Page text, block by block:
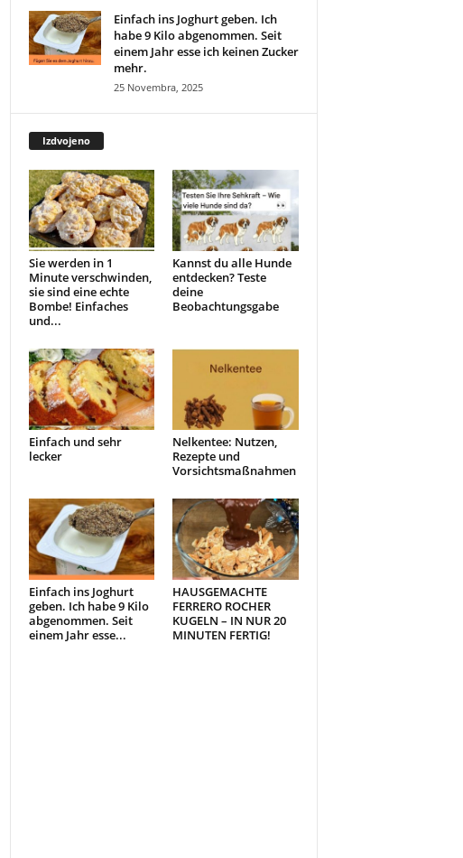
Einfach ins Joghurt geben. Ich
habe 9 Kilo abgenommen. Seit
einem Jahr esse ich keinen Zucker
mehr.
25 Novembra, 2025
Izdvojeno
Sie werden in 1
Minute verschwinden,
sie sind eine echte
Bombe! Einfaches
und...
Kannst du alle Hunde
entdecken? Teste
deine
Beobachtungsgabe
Einfach und sehr
lecker
Nelkentee: Nutzen,
Rezepte und
Vorsichtsmaßnahmen
Einfach ins Joghurt
geben. Ich habe 9 Kilo
abgenommen. Seit
einem Jahr esse...
HAUSGEMACHTE
FERRERO ROCHER
KUGELN – IN NUR 20
MINUTEN FERTIG!